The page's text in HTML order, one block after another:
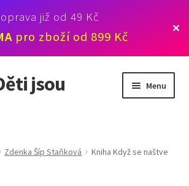
již od 49 Kč
pro zboží od 899 Kč
✕
jsou
Menu
Zdenka Šíp Staňková
Kniha Když se naštve